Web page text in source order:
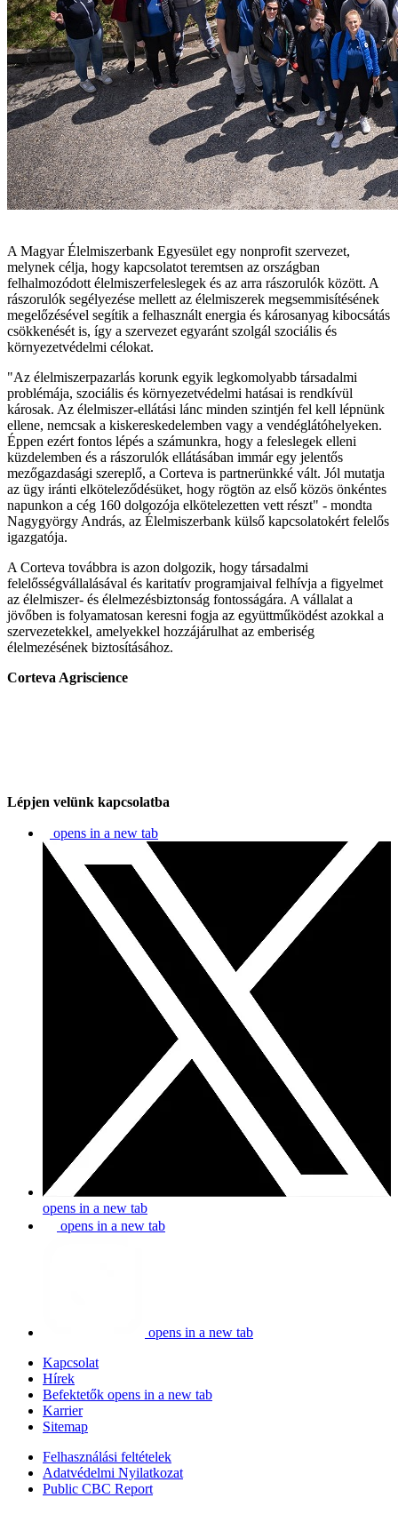
A Magyar Élelmiszerbank Egyesület egy nonprofit szervezet,
melynek célja, hogy kapcsolatot teremtsen az országban
felhalmozódott élelmiszerfeleslegek és az arra rászorulók között. A
rászorulók segélyezése mellett az élelmiszerek megsemmisítésének
megelőzésével segítik a felhasznált energia és károsanyag kibocsátás
csökkenését is, így a szervezet egyaránt szolgál szociális és
környezetvédelmi célokat.
"Az élelmiszerpazarlás korunk egyik legkomolyabb társadalmi
problémája, szociális és környezetvédelmi hatásai is rendkívül
károsak. Az élelmiszer-ellátási lánc minden szintjén fel kell lépnünk
ellene, nemcsak a kiskereskedelemben vagy a vendéglátóhelyeken.
Éppen ezért fontos lépés a számunkra, hogy a feleslegek elleni
küzdelemben és a rászorulók ellátásában immár egy jelentős
mezőgazdasági szereplő, a Corteva is partnerünkké vált. Jól mutatja
az ügy iránti elköteleződésüket, hogy rögtön az első közös önkéntes
napunkon a cég 160 dolgozója elkötelezetten vett részt" - mondta
Nagygyörgy András, az Élelmiszerbank külső kapcsolatokért felelős
igazgatója.
A Corteva továbbra is azon dolgozik, hogy társadalmi
felelősségvállalásával és karitatív programjaival felhívja a figyelmet
az élelmiszer- és élelmezésbiztonság fontosságára. A vállalat a
jövőben is folyamatosan keresni fogja az együttműködést azokkal a
szervezetekkel, amelyekkel hozzájárulhat az emberiség
élelmezésének biztosításához.
Corteva Agriscience
Lépjen velünk kapcsolatba
opens in a new tab
opens in a new tab
opens in a new tab
opens in a new tab
Kapcsolat
Hírek
Befektetők opens in a new tab
Karrier
Sitemap
Felhasználási feltételek
Adatvédelmi Nyilatkozat
Public CBC Report